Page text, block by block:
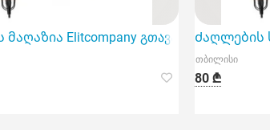
KM-Cw18.
მაღაზია Elitcompany გთავაზობთ ძაღლის
Ძაღლების
თბილისი
80 ₾